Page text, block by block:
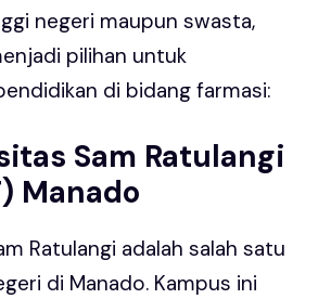
negeri maupun swasta,
pilihan untuk
di bidang farmasi:
Sam Ratulangi
Manado
Ratulangi adalah salah satu
di Manado. Kampus ini